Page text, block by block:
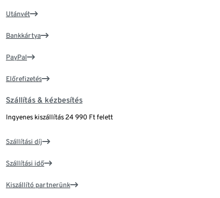
Utánvét
Bankkártya
PayPal
Előrefizetés
Szállítás & kézbesítés
Ingyenes kiszállítás 24 990 Ft felett
Szállítási díj
Szállítási idő
Kiszállító partnerünk